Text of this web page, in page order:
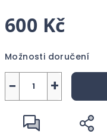
600 Kč
cena:
Možnosti doručení
+
−